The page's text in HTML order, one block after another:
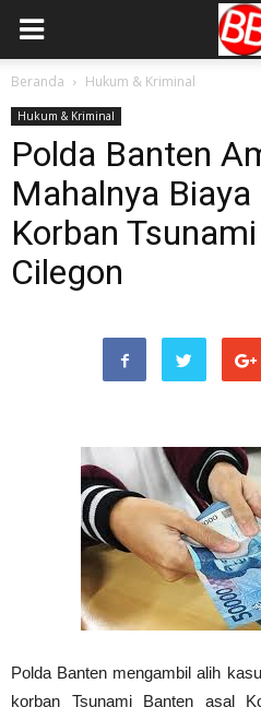
Beranda Hukum & Kriminal
Hukum & Kriminal
Polda Banten
Mahalnya
Korban
Cilegon
Polda Banten mengambil alih
korban Tsunami Banten asal